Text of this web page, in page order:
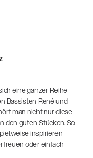
Ausbildung
eine ganzer Reihe
Bassisten René und
man nicht nur diese
den guten Stücken. So
inspirieren
oder einfach